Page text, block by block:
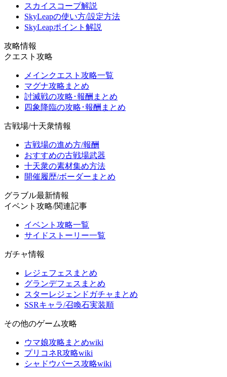
スカイスコープ解説
SkyLeapの使い方/設定方法
SkyLeapポイント解説
攻略情報
クエスト攻略
メインクエスト攻略一覧
マグナ攻略まとめ
討滅戦の攻略･報酬まとめ
四象降臨の攻略･報酬まとめ
古戦場/十天衆情報
古戦場の進め方/報酬
おすすめの古戦場武器
十天衆の素材集め方法
開催履歴/ボーダーまとめ
グラブル最新情報
イベント攻略/関連記事
イベント攻略一覧
サイドストーリー一覧
ガチャ情報
レジェフェスまとめ
グランデフェスまとめ
スターレジェンドガチャまとめ
SSRキャラ/召喚石実装順
その他のゲーム攻略
ウマ娘攻略まとめwiki
プリコネR攻略wiki
シャドウバース攻略wiki